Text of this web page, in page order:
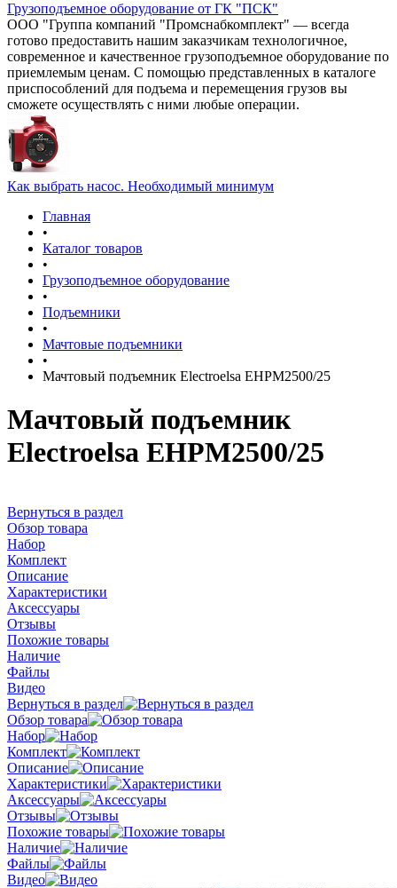
Грузоподъемное оборудование от ГК "ПСК"
ООО "Группа компаний "Промснабкомплект" — всегда
готово предоставить нашим заказчикам технологичное,
современное и качественное грузоподъемное оборудование по
приемлемым ценам. С помощью представленных в каталоге
приспособлений для подъема и перемещения грузов вы
сможете осуществлять с ними любые операции.
Как выбрать насос. Необходимый минимум
Главная
•
Каталог товаров
•
Грузоподъемное оборудование
•
Подъемники
•
Мачтовые подъемники
•
Мачтовый подъемник Electroelsa EHPM2500/25
Мачтовый подъемник
Electroelsa EHPM2500/25
Вернуться в раздел
Обзор товара
Набор
Комплект
Описание
Характеристики
Аксессуары
Отзывы
Похожие товары
Наличие
Файлы
Видео
Вернуться в раздел
Обзор товара
Набор
Комплект
Описание
Характеристики
Аксессуары
Отзывы
Похожие товары
Наличие
Файлы
Видео